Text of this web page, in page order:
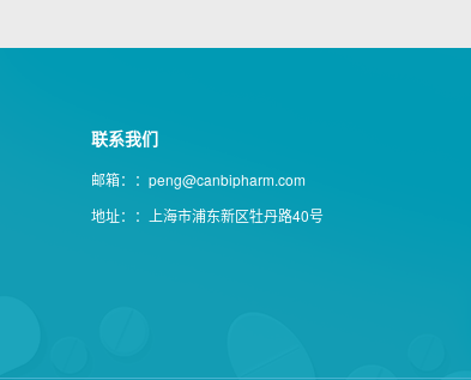
联系我们
邮箱：：peng@canbipharm.com
地址：：上海市浦东新区牡丹路40号